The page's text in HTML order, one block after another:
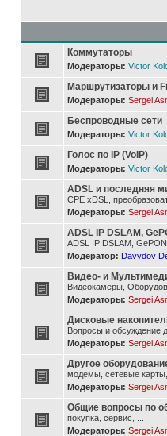
Коммутаторы
Модераторы: Victor
Маршрутизаторы и
Модераторы: Sergei
Беспроводные сети
Модераторы: Victor
Голос по IP (VoIP)
Модераторы: Victor
ADSL и последняя
CPE xDSL,
Модераторы: Sergei
ADSL IP DSLAM,
ADSL IP DSLAM,
Модератор: Davydov
Видео- и
Видеокамеры,
Модераторы: Sergei
Дисковые
Вопросы и обсуждение
Модераторы: Sergei
Другое
модемы, сетевые
Модераторы: Sergei
Общие вопросы по
покупка, сервис, ...
Модераторы: Sergei